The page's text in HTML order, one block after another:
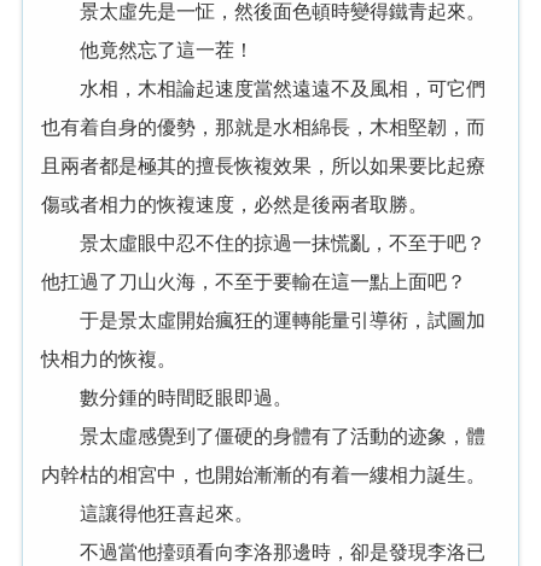
景太虛先是一怔，然後面色頓時變得鐵青起來。
他竟然忘了這一茬！
水相，木相論起速度當然遠遠不及風相，可它們
也有着自身的優勢，那就是水相綿長，木相堅韌，而
且兩者都是極其的擅長恢複效果，所以如果要比起療
傷或者相力的恢複速度，必然是後兩者取勝。
景太虛眼中忍不住的掠過一抹慌亂，不至于吧？
他扛過了刀山火海，不至于要輸在這一點上面吧？
于是景太虛開始瘋狂的運轉能量引導術，試圖加
快相力的恢複。
數分鍾的時間眨眼即過。
景太虛感覺到了僵硬的身體有了活動的迹象，體
内幹枯的相宮中，也開始漸漸的有着一縷相力誕生。
這讓得他狂喜起來。
不過當他擡頭看向李洛那邊時，卻是發現李洛已